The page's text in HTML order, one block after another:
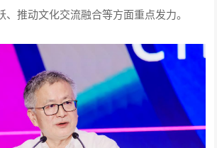
推动文化交流融合等方面重点发力。